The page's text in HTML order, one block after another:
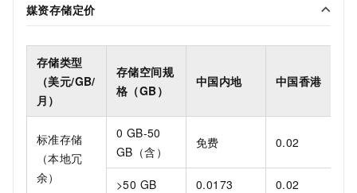
媒资存储定价
存储类型
（美元/GB/
月）
存储空间规
格（GB）
中国内地 中国香港
标准存储
（本地冗
余）
0 GB-50
GB（含）
免费 0.02
>50 GB 0.0173 0.02